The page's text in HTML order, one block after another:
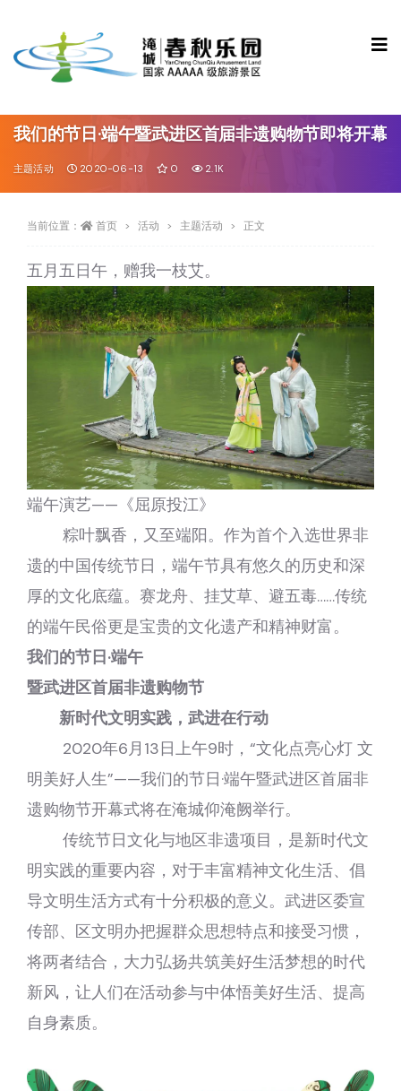
我们的节日·端午暨武进区首届非遗购物节即将开幕
主题活动 2020-06-13 0 2.1K
当前位置： 首页 活动 主题活动 正文
五月五日午，赠我一枝艾。
端午演艺——《屈原投江》
粽叶飘香，又至端阳。作为首个入选世界非
遗的中国传统节日，端午节具有悠久的历史和深
厚的文化底蕴。赛龙舟、挂艾草、避五毒……传统
的端午民俗更是宝贵的文化遗产和精神财富。
我们的节日·端午
暨武进区首届非遗购物节
新时代文明实践，武进在行动
2020年6月13日上午9时，“文化点亮心灯 文
明美好人生”——我们的节日·端午暨武进区首届非
遗购物节开幕式将在淹城仰淹阙举行。
传统节日文化与地区非遗项目，是新时代文
明实践的重要内容，对于丰富精神文化生活、倡
导文明生活方式有十分积极的意义。武进区委宣
传部、区文明办把握群众思想特点和接受习惯，
将两者结合，大力弘扬共筑美好生活梦想的时代
新风，让人们在活动参与中体悟美好生活、提高
自身素质。